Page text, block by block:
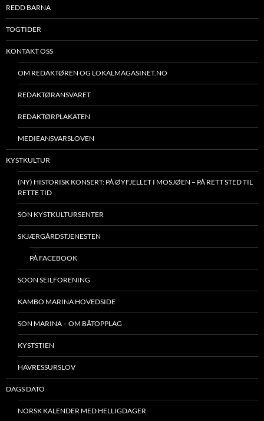
REDD BARNA
TOGTIDER
KONTAKT OSS
OM REDAKTØREN OG LOKALMAGASINET.NO
REDAKTØRANSVARET
REDAKTØRPLAKATEN
MEDIEANSVARSLOVEN
KYSTKULTUR
(NY) HISTORISK KONSERT: PÅ ØYFJELLET I MOSJØEN – PÅ RETT STED TIL
RETTE TID
SON KYSTKULTURSENTER
SKJÆRGÅRDSTJENESTEN
PÅ FACEBOOK
SOON SEILFORENING
KAMBO MARINA HOVEDSIDE
SON MARINA – OM BÅTOPPLAG
KYSTSTIEN
HAVRESSURSLOV
DAGS DATO
NORSK KALENDER MED HELLIGDAGER